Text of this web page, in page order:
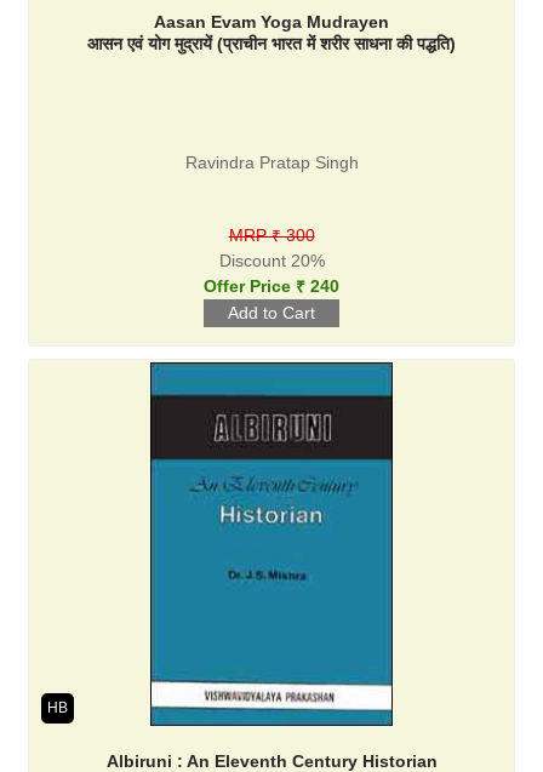
Aasan Evam Yoga Mudrayen
आसन एवं योग मुद्रायें (प्राचीन भारत में शरीर साधना की पद्धति)
Ravindra Pratap Singh
MRP ₹ 300
Discount 20%
Offer Price ₹ 240
HB
Albiruni : An Eleventh Century Historian